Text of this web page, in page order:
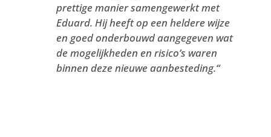
prettige manier samengewerkt met
Eduard. Hij heeft op een heldere wijze
en goed onderbouwd aangegeven wat
de mogelijkheden en risico’s waren
binnen deze nieuwe aanbesteding.“